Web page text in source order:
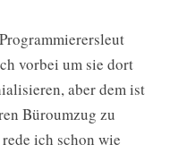
vorbei um sie dort
aber dem ist
Büroumzug zu
ich schon wie